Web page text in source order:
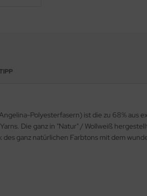
Polyesterfasern) ist die zu 68% aus
Die ganz in "Natur" / Wollweiß
ganz natürlichen Farbtons mit dem